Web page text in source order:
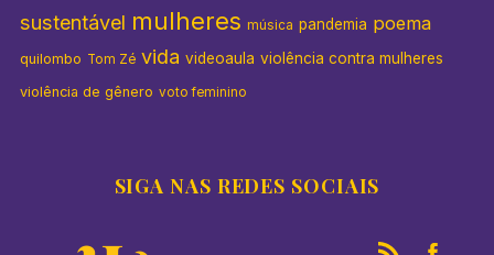
sustentável mulheres música pandemia poema
quilombo Tom Zé vida videoaula violência contra mulheres
violência de gênero voto feminino
SIGA NAS REDES SOCIAIS